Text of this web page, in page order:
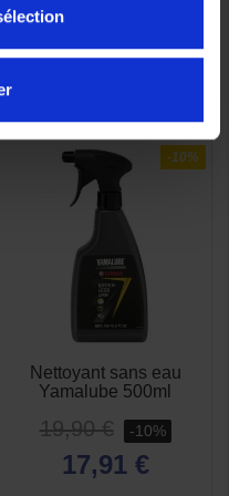
-10%
Nettoyant sans eau
Yamalube 500ml
19,90 € -10%
17,91 €
 APERÇU
RAPIDE